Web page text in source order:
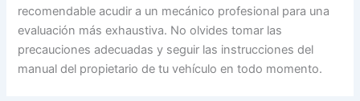
recomendable acudir a un mecánico profesional para una
evaluación más exhaustiva. No olvides tomar las
precauciones adecuadas y seguir las instrucciones del
manual del propietario de tu vehículo en todo momento.